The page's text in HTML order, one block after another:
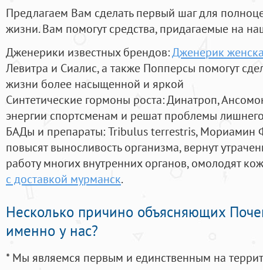
Предлагаем Вам сделать первый шаг для
жизни. Вам помогут средства, придагаемые на
Дженерики известных брендов:Дженерик
Левитра и Сиалис, а также Попперсы помогут
жизни более насыщенной и яркой
Синтетические гормоны роста: Динатроп,
энергии спортсменам и решат проблемы
БАДы и препараты:Tribulus terrestris, Мориамин
повысят выносливость организма, вернут
работу многих внутренних органов, омолодят
с доставкой мурманск.
Несколько причино объясняющих
именно у нас?
* Мы являемся первым и единственным на